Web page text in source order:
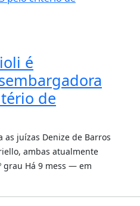
é
de
as juízas Denize de Barros
ambas atualmente
grau Há 9 mess — em